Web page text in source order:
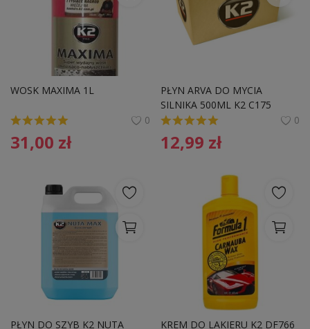
WOSK MAXIMA 1L
0
31,00 zł
PŁYN ARVA DO MYCIA
SILNIKA 500ML K2 C175
ATOMIZER
0
12,99 zł
PŁYN DO SZYB K2 NUTA
KREM DO LAKIERU K2 DF766